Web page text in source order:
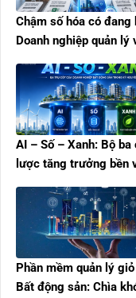
Chậm số hóa có đang
Doanh nghiệp quản lý
AI – Số – Xanh: Bộ ba
lược tăng trưởng bền
sản
Phần mềm quản lý
Bất động sản: Chìa